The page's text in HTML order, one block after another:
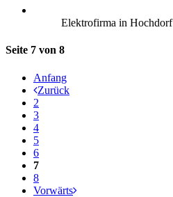
Elektrofirma in Hochdorf
Seite 7 von 8
Anfang
Zurück
2
3
4
5
6
7
8
Vorwärts